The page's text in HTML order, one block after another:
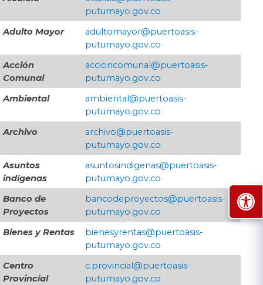
putumayo.gov.co
Adulto Mayor
adultomayor@puertoasis-
putumayo.gov.co
Acción
Comunal
​accioncomunal@puertoasis-
putumayo.gov.co
Ambiental
​ambiental@puertoasis-
putumayo.gov.co
Archivo
archivo@puertoasis-
putumayo.gov.co
Asuntos
indígenas
asuntosindigenas@puertoasis-
putumayo.gov.co
Banco de
Proyectos
​bancodeproyectos@puertoasis-
putumayo.gov.co
Bienes y Rentas
​bienesyrentas@puertoasis-
putumayo.gov.co
Centro
Provincial
​c.provincial@puertoasis-
putumayo.gov.co